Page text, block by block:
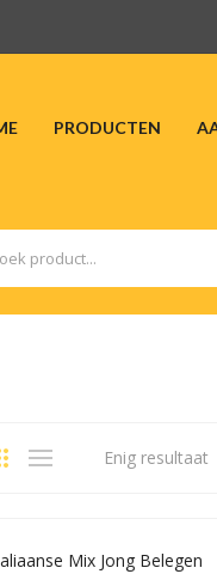
PRODUCTEN
Enig resultaat
Mix Jong Belegen